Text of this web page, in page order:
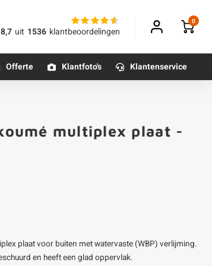
8,7 uit 1536 klantbeoordelingen
0
Betonmortels
Alle poten & onderstellen
Offerte Klantfoto's Klantenservice
multiplex plaat -
plaat voor buiten met watervaste (WBP) verlijming.
en heeft een glad oppervlak.